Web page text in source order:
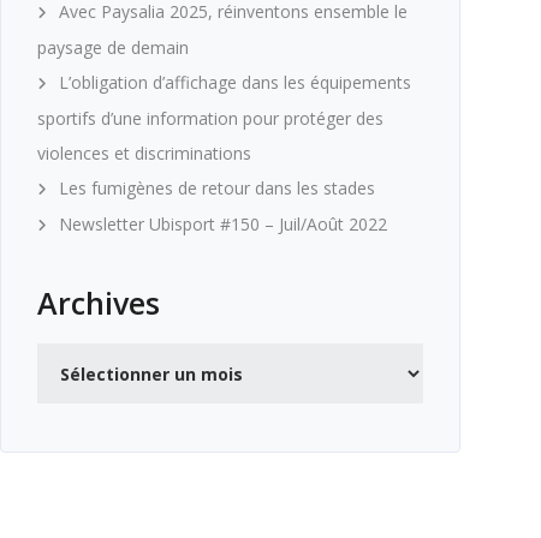
Avec Paysalia 2025, réinventons ensemble le
paysage de demain
L’obligation d’affichage dans les équipements
sportifs d’une information pour protéger des
violences et discriminations
Les fumigènes de retour dans les stades
Newsletter Ubisport #150 – Juil/Août 2022
Archives